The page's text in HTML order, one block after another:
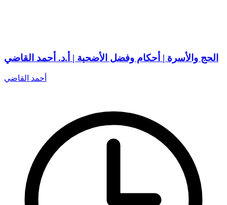
الحج والأسرة | أحكام وفضل الأضحية | أ.د. أحمد القاضي
أحمد القاضي